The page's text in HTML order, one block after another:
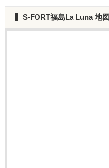
S-FORT福島La Luna地図